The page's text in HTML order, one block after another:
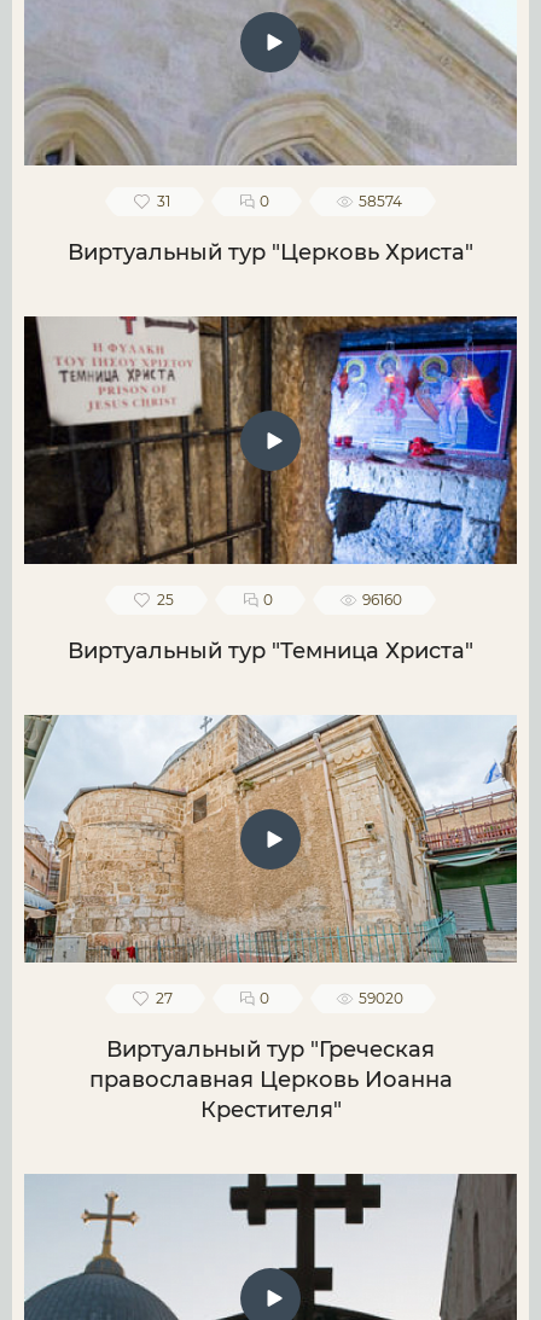
31 0 58574
Виртуальный тур "Церковь Христа"
25 0 96160
Виртуальный тур "Темница Христа"
27 0 59020
Виртуальный тур "Греческая
православная Церковь Иоанна
Крестителя"